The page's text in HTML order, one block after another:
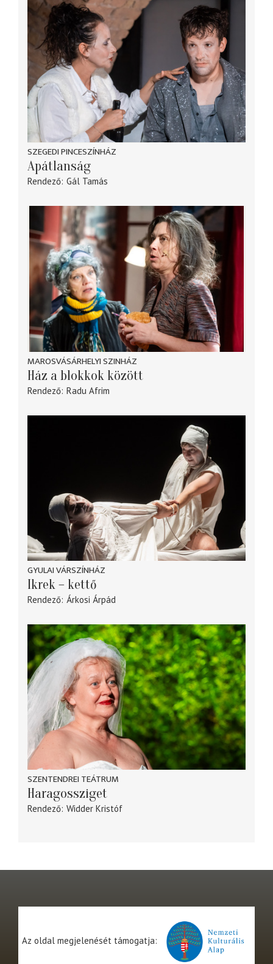
SZEGEDI PINCESZÍNHÁZ
Apátlanság
Rendező Gál Tamás
MAROSVÁSÁRHELYI SZINHÁZ
Ház a blokkok között
Rendező Radu Afrim
GYULAI VÁRSZÍNHÁZ
Ikrek – kettő
Rendező Árkosi Árpád
SZENTENDREI TEÁTRUM
Haragossziget
Rendező Widder Kristóf
Az oldal megjelenését támogatja: